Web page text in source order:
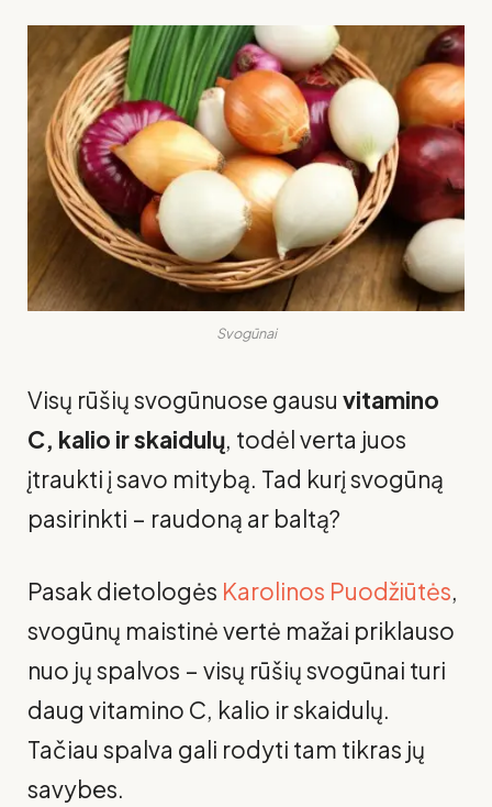
Svogūnai
Visų rūšių svogūnuose gausu vitamino
C, kalio ir skaidulų, todėl verta juos
įtraukti į savo mitybą. Tad kurį svogūną
pasirinkti – raudoną ar baltą?
Pasak dietologės Karolinos Puodžiūtės,
svogūnų maistinė vertė mažai priklauso
nuo jų spalvos – visų rūšių svogūnai turi
daug vitamino C, kalio ir skaidulų.
Tačiau spalva gali rodyti tam tikras jų
savybes.